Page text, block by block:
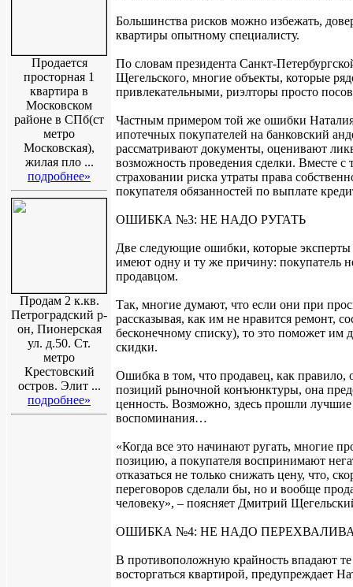
Продается
просторная 1
квартира в
Московском
районе в СПб(ст
метро
Московская),
жилая пло ...
подробнее»
Продам 2 к.кв.
Петроградский р-
он, Пионерская
ул. д.50. Ст.
метро
Крестовский
остров. Элит ...
подробнее»
Большинства рисков можно избежать,
квартиры опытному специалисту.
По словам президента Санкт-
Щегельского, многие объекты, которые
привлекательными, риэлторы просто
Частным примером той же ошибки
ипотечных покупателей на банковский
рассматривают документы, оценивают
возможность проведения сделки. Вместе
страховании риска утраты права
покупателя обязанностей по выплате
ОШИБКА №3: НЕ НАДО РУГАТЬ
Две следующие ошибки, которые
имеют одну и ту же причину: покупатель
продавцом.
Так, многие думают, что если они при
рассказывая, как им не нравится ремонт,
бесконечному списку), то это поможет им
скидки.
Ошибка в том, что продавец, как правило,
позиций рыночной конъюнктуры, она
ценность. Возможно, здесь прошли
воспоминания…
«Когда все это начинают ругать, многие
позицию, а покупателя воспринимают
отказаться не только снижать цену, что,
переговоров сделали бы, но и вообще
человеку», – поясняет Дмитрий
ОШИБКА №4: НЕ НАДО
В противоположную крайность впадают
восторгаться квартирой, предупреждает